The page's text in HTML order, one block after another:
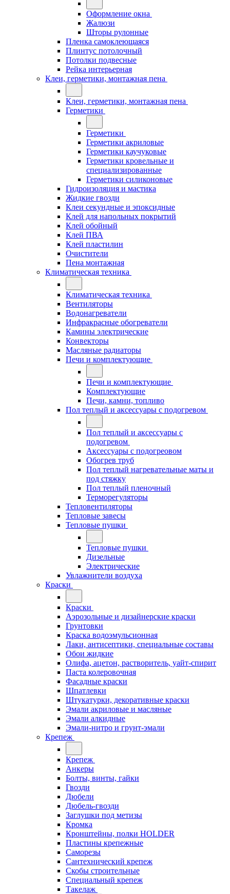
Оформление окна
Жалюзи
Шторы рулонные
Пленка самоклеющаяся
Плинтус потолочный
Потолки подвесные
Рейка интерьерная
Клеи, герметики, монтажная пена
Клеи, герметики, монтажная пена
Герметики
Герметики
Герметики акриловые
Герметики каучуковые
Герметики кровельные и
специализированные
Герметики силиконовые
Гидроизоляция и мастика
Жидкие гвозди
Клеи секундные и эпоксидные
Клей для напольных покрытий
Клей обойный
Клей ПВА
Клей пластилин
Очистители
Пена монтажная
Климатическая техника
Климатическая техника
Вентиляторы
Водонагреватели
Инфракрасные обогреватели
Камины электрические
Конвекторы
Масляные радиаторы
Печи и комплектующие
Печи и комплектующие
Комплектующие
Печи, камни, топливо
Пол теплый и аксессуары с подогревом
Пол теплый и аксессуары с
подогревом
Аксессуары с подогреовом
Обогрев труб
Пол теплый нагревательные маты и
под стяжку
Пол теплый пленочный
Терморегуляторы
Тепловентиляторы
Тепловые завесы
Тепловые пушки
Тепловые пушки
Дизельные
Электрические
Увлажнители воздуха
Краски
Краски
Аэрозольные и дизайнерские краски
Грунтовки
Краска водоэмульсионная
Лаки, антисептики, специальные составы
Обои жидкие
Олифа, ацетон, растворитель, уайт-спирит
Паста колеровочная
Фасадные краски
Шпатлевки
Штукатурки, декоративные краски
Эмали акриловые и масляные
Эмали алкидные
Эмали-нитро и грунт-эмали
Крепеж
Крепеж
Анкеры
Болты, винты, гайки
Гвозди
Дюбели
Дюбель-гвозди
Заглушки под метизы
Кромка
Кронштейны, полки НОLDER
Пластины крепежные
Саморезы
Сантехнический крепеж
Скобы строительные
Специальный крепеж
Такелаж